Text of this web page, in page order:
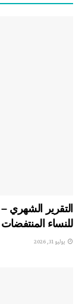
للنساء
يوليو 31, 2026